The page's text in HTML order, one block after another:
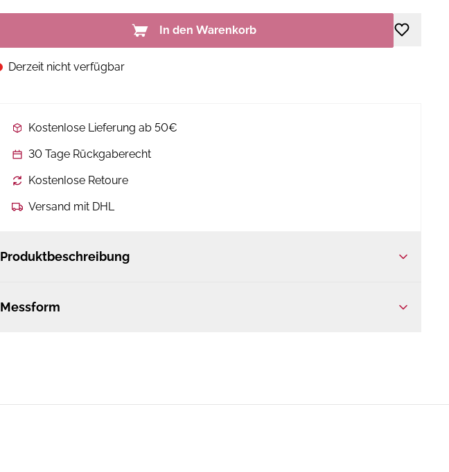
In den Warenkorb
Derzeit nicht verfügbar
Kostenlose Lieferung ab 50€
30 Tage Rückgaberecht
Kostenlose Retoure
Versand mit DHL
Produktbeschreibung
Messform